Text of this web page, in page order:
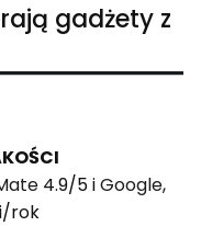
gadżety z
4.9/5 iGoogle,
rok